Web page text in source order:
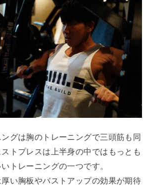
グは胸のトレーニングで三頭筋も同
トプレスは上半身の中ではもっとも
トレーニングの一つです。
い胸板やバストアップの効果が期待